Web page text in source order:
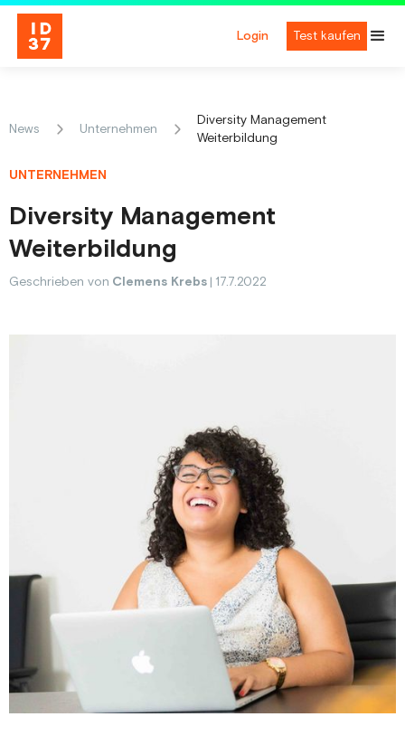
Login Test kaufen
News Unternehmen
Diversity Management
Weiterbildung
UNTERNEHMEN
Diversity Management
Weiterbildung
Geschrieben von Clemens Krebs | 17.7.2022